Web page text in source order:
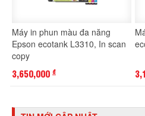
Máy in phun màu đa năng
Epson ecotank L3310, In scan
copy
3,650,000 đ